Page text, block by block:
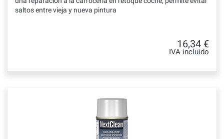
saltos entre vieja y nueva pintura
16,34 €
IVA incluido